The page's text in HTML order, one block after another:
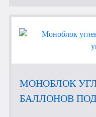
МОНОБЛОК
БАЛЛОНОВ